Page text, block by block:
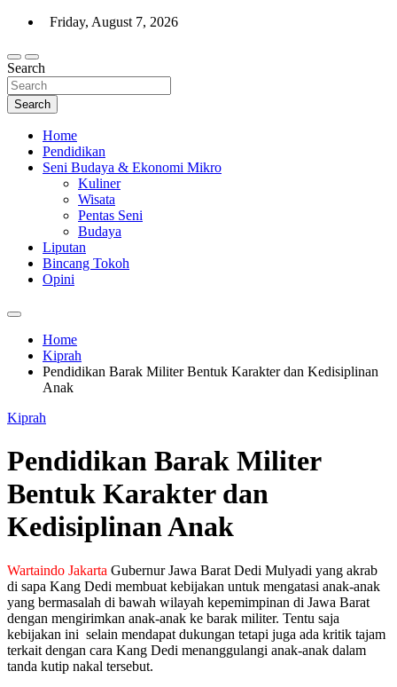
Skip
content
Friday, August 7, 2026
Warta Indo
Search
Search
Home
Pendidikan
Seni Budaya & Ekonomi Mikro
Kuliner
Wisata
Pentas Seni
Budaya
Liputan
Bincang Tokoh
Opini
Home
Kiprah
Pendidikan Barak Militer Bentuk Karakter dan Kedisiplinan
Anak
Kiprah
Pendidikan Barak Militer
Bentuk Karakter dan
Kedisiplinan Anak
Wartaindo Jakarta Gubernur Jawa Barat Dedi Mulyadi yang akrab
di sapa Kang Dedi membuat kebijakan untuk mengatasi anak-anak
yang bermasalah di bawah wilayah kepemimpinan di Jawa Barat
dengan mengirimkan anak-anak ke barak militer. Tentu saja
kebijakan ini selain mendapat dukungan tetapi juga ada kritik tajam
terkait dengan cara Kang Dedi menanggulangi anak-anak dalam
tanda kutip nakal tersebut.